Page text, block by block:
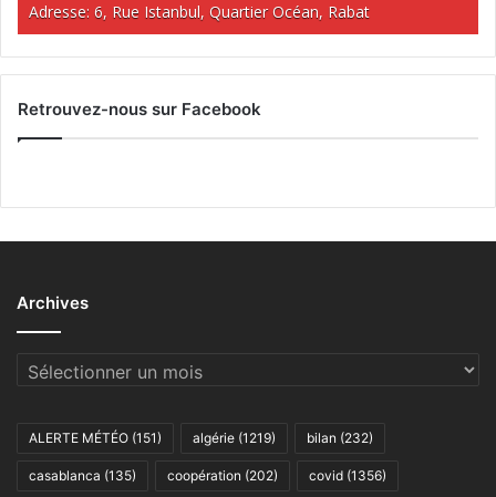
Adresse: 6, Rue Istanbul, Quartier Océan, Rabat
Retrouvez-nous sur Facebook
Archives
Archives
ALERTE MÉTÉO (151) algérie (1219) bilan (232)
casablanca (135) coopération (202) covid (1356)